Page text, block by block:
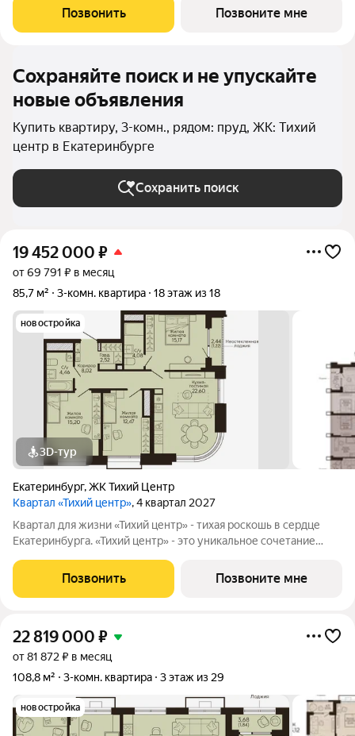
инфраструктуры. Соседство с главными
достопримечательностями, лучшими ресторанами и
Позвонить Позвоните мне
Сохраняйте поиск и не упускайте
новые объявления
Купить квартиру, 3-комн., рядом: пруд, ЖК: Тихий
центр в Екатеринбурге
Сохранить поиск
19 452 000 ₽
от 69 791 ₽ в месяц
85,7 м²
3-комн. квартира 18 этаж из 18
новостройка
3D-тур
Екатеринбург,ЖК Тихий Центр
Квартал «Тихий центр», 4 квартал 2027
Квартал для жизни «Тихий центр» - тихая роскошь в сердце
Екатеринбурга. «Тихий центр» - это уникальное сочетание
инфраструктуры. Соседство с главными
достопримечательностями, лучшими ресторанами и
Позвонить Позвоните мне
22 819 000 ₽
от 81 872 ₽ в месяц
108,8 м²
3-комн. квартира 3 этаж из 29
новостройка